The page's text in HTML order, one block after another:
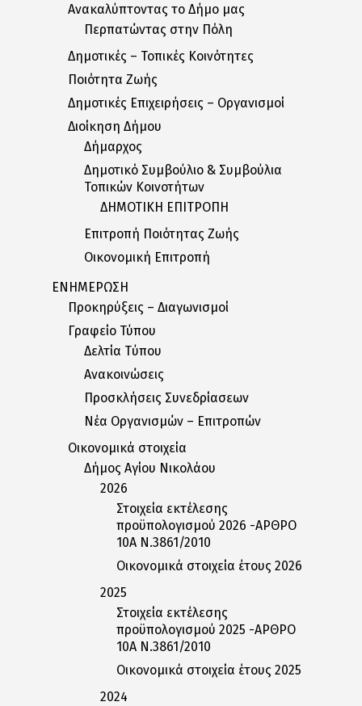
Ανακαλύπτοντας το Δήμο μας
Περπατώντας στην Πόλη
Δημοτικές – Τοπικές Κοινότητες
Ποιότητα Ζωής
Δημοτικές Επιχειρήσεις – Οργανισμοί
Διοίκηση Δήμου
Δήμαρχος
Δημοτικό Συμβούλιο & Συμβούλια
Τοπικών Κοινοτήτων
ΔΗΜΟΤΙΚΗ ΕΠΙΤΡΟΠΗ
Επιτροπή Ποιότητας Ζωής
Οικονομική Επιτροπή
ΕΝΗΜΕΡΩΣΗ
Προκηρύξεις – Διαγωνισμοί
Γραφείο Τύπου
Δελτία Tύπου
Ανακοινώσεις
Προσκλήσεις Συνεδρίασεων
Nέα Oργανισμών – Eπιτροπών
Οικονομικά στοιχεία
Δήμος Αγίου Νικολάου
2026
Στοιχεία εκτέλεσης
προϋπολογισμού 2026 -ΑΡΘΡΟ
10Α Ν.3861/2010
Οικονομικά στοιχεία έτους 2026
2025
Στοιχεία εκτέλεσης
προϋπολογισμού 2025 -ΑΡΘΡΟ
10Α Ν.3861/2010
Οικονομικά στοιχεία έτους 2025
2024